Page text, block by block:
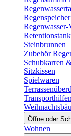
Regenspeicher
Regenwasser-
Steinbrunnen
Zubehör
Schubkarren
Sitzkissen
Spielwaren
Transporthilfen
Öffne oder
Wohnen